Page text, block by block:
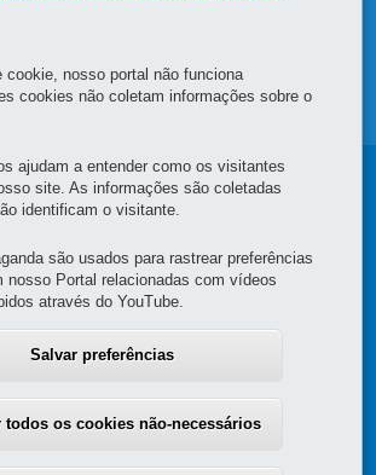
SITE
DA INOVAÇÃO E INTELIGÊNCIA
ARTIFICIAL
Curitiba -PR MAPA
cookie, nosso portal não funciona
cookies não coletam informações sobre o
ajudam a entender como os visitantes
site. As informações são coletadas
identificam o visitante.
são usados para rastrear preferências
nosso Portal relacionadas com vídeos
através do YouTube.
Salvar preferências
todos os cookies não-necessários